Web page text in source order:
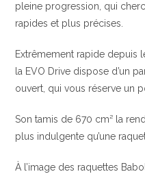
pleine progression, qui
rapides et plus précises.
Extrêmement rapide depuis
la EVO Drive dispose d’un
ouvert, qui vous réserve un
Son tamis de 670 cm² la
plus indulgente qu’une
À l’image des raquettes